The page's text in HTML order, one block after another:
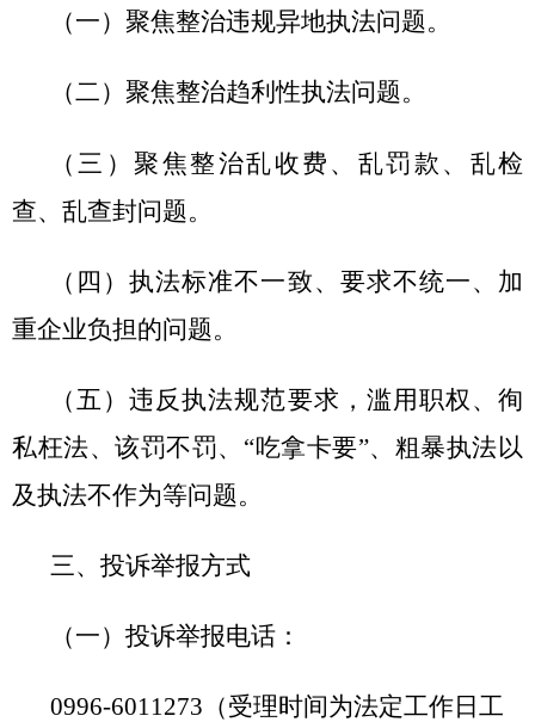
（一）聚焦整治违规异地执法问题。
（二）聚焦整治趋利性执法问题。
（三）聚焦整治乱收费、乱罚款、乱检
查、乱查封问题。
（四）执法标准不一致、要求不统一、加
重企业负担的问题。
（五）违反执法规范要求，滥用职权、徇
私枉法、该罚不罚、 “吃拿卡要”、粗暴执法以
及执法不作为等问题。
三、投诉举报方式
（一）投诉举报电话：
0996-6011273 （受理时间为法定工作日工